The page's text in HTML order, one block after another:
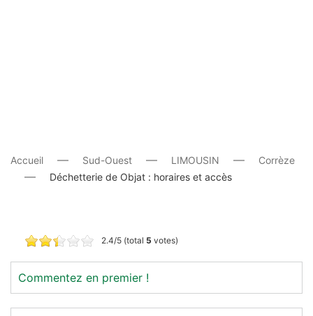
Accueil Sud-Ouest LIMOUSIN
Corrèze
Déchetterie de Objat : horaires et accès
2.4/5 (total 5 votes)
Commentez en premier !